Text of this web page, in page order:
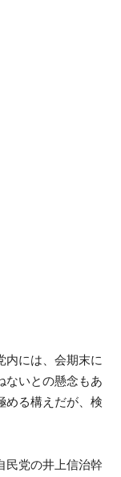
内には、会期末に
ないとの懸念もあ
める構えだが、検
民党の井上信治幹